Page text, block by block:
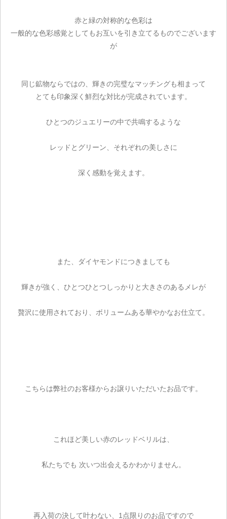
赤と緑の対称的な色彩は
一般的な色彩感覚としてもお互いを引き立てるものでございます
が
同じ鉱物ならではの、輝きの完璧なマッチングも相まって
とても印象深く鮮烈な対比が完成されています。
ひとつのジュエリーの中で共鳴するような
レッドとグリーン、それぞれの美しさに
深く感動を覚えます。
また、ダイヤモンドにつきましても
輝きが強く、ひとつひとつしっかりと大きさのあるメレが
贅沢に使用されており、ボリュームある華やかなお仕立て。
こちらは弊社のお客様からお譲りいただいたお品です。
これほど美しい赤のレッドベリルは、
私たちでも 次いつ出会えるかわかりません。
再入荷の決して叶わない、1点限りのお品ですので